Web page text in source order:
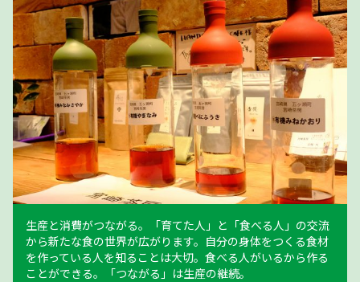
生産と消費がつながる。「育てた人」と「食べる人」の交流
から新たな食の世界が広がります。自分の身体をつくる食材
を作っている人を知ることは大切。食べる人がいるから作る
ことができる。「つながる」は生産の継続。